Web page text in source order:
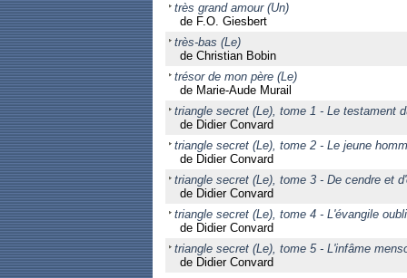
très grand amour (Un)
de F.O. Giesbert
très-bas (Le)
de Christian Bobin
trésor de mon père (Le)
de Marie-Aude Murail
triangle secret (Le), tome 1 - Le testament
de Didier Convard
triangle secret (Le), tome 2 - Le jeune
de Didier Convard
triangle secret (Le), tome 3 - De cendre et
de Didier Convard
triangle secret (Le), tome 4 - L'évangile
de Didier Convard
triangle secret (Le), tome 5 - L'infâme
de Didier Convard